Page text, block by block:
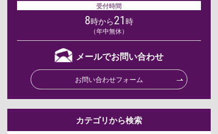
受付時間
8時から21 時
（年中無休）
メールでお問い合わせ
お問い合わせフォーム
カテゴリから検索